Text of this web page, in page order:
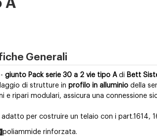
A
Generali
giunto Pack serie 30 a 2 vie tipo A di Bett
di strutture in profilo in alluminio della
e ripari modulari, assicura una connessione
adatto per costruire un telaio con i part.1614,
poliammide rinforzata.